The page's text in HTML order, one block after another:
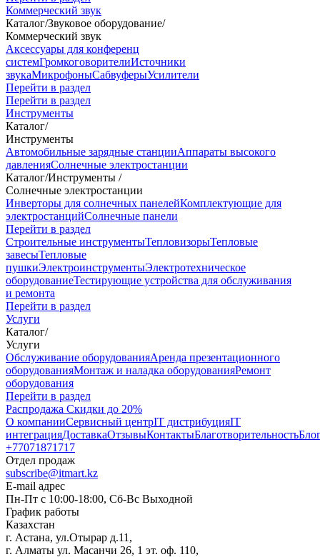
Коммерческий звук
Каталог/Звуковое оборудование/
Коммерческий звук
Аксессуары для конференц
системГромкоговорителиИсточники
звукаМикрофоныСабвуферыУсилители
Перейти в раздел
Перейти в раздел
Инструменты
Каталог/
Инструменты
Автомобильные зарядные станцииАппараты высокого
давленияСолнечные электростанции
Каталог/Инструменты /
Солнечные электростанции
Инверторы для солнечных панелейКомплектующие для
электростанцийСолнечные панели
Перейти в раздел
Строительные инструментыТепловизорыТепловые
завесыТепловые
пушкиЭлектроинструментыЭлектротехническое
оборудованиеТестирующие устройства для обслуживания
и ремонта
Перейти в раздел
Услуги
Каталог/
Услуги
Oбслуживание оборудованияАренда презентационного
оборудованияМонтаж и наладка оборудованияРемонт
оборудования
Перейти в раздел
Распродажа Скидки до 20%
О компанииСервисный центрIT дистрибуцияIT
интеграцияДоставкаОтзывыКонтактыБлаготворительность
+77071871717
Отдел продаж
subscribe@itmart.kz
E-mail адрес
Пн-Пт с 10:00-18:00, Сб-Вс Выходной
График работы
Казахстан
г. Астана, ул.Отырар д.11,
г. Алматы ул. Масанчи 26, 1 эт. оф. 110,